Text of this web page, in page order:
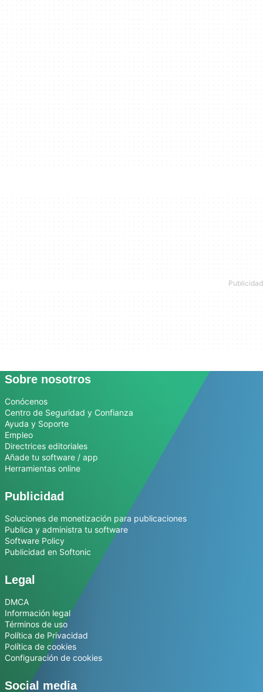
Sobre nosotros
Conócenos
Centro de Seguridad y Confianza
Ayuda y Soporte
Empleo
Directrices editoriales
Añade tu software / app
Herramientas online
Publicidad
Soluciones de monetización para publicaciones
Publica y administra tu software
Software Policy
Publicidad en Softonic
Legal
DMCA
Información legal
Términos de uso
Política de Privacidad
Política de cookies
Configuración de cookies
Social media